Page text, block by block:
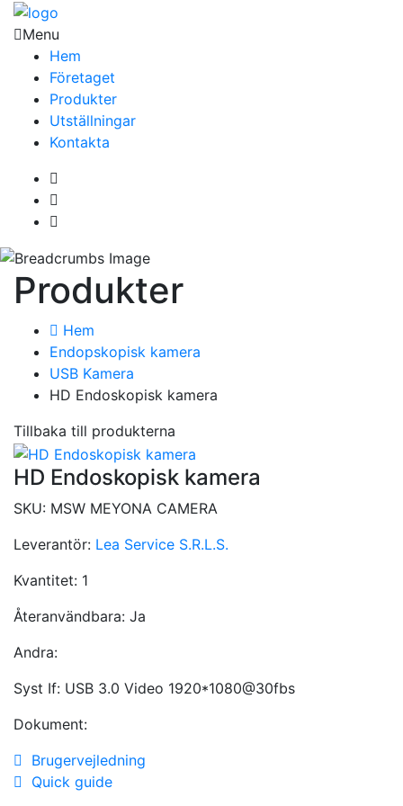
Menu
Hem
Företaget
Produkter
Utställningar
Kontakta
Produkter
Hem
Endopskopisk kamera
USB Kamera
HD Endoskopisk kamera
Tillbaka till produkterna
HD Endoskopisk kamera
SKU: MSW MEYONA CAMERA
Leverantör: Lea Service S.R.L.S.
Kvantitet: 1
Återanvändbara: Ja
Andra:
Syst If: USB 3.0 Video 1920*1080@30fbs
Dokument:
Brugervejledning
Quick guide